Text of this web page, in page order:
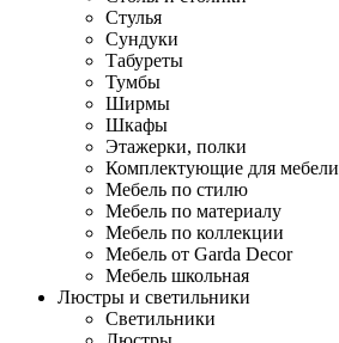
Стулья
Сундуки
Табуреты
Тумбы
Ширмы
Шкафы
Этажерки, полки
Комплектующие для мебели
Мебель по стилю
Мебель по материалу
Мебель по коллекции
Мебель от Garda Decor
Мебель школьная
Люстры и светильники
Светильники